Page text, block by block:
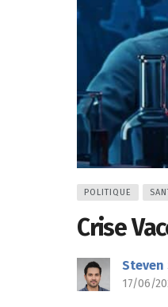
POLITIQUE
Crise
Steven
17/06/